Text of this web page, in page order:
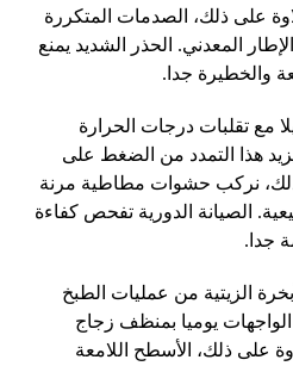
على ذلك، الصدمات المتكررة
المعدني. الحذر الشديد يمنع
والخطيرة جدا.
مع تقلبات درجات الحرارة
هذا التمدد من الضغط على
ذلك، نركب حشوات مطاطية مرنة
الصيانة الدورية تفحص كفاءة
جدا.
الزيتية من عمليات الطبخ
يوميا بمنظف زجاج
ذلك، الأسطح اللامعة